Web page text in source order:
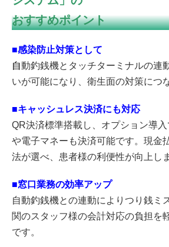
おすすめポイント
■感染防止対策として
自動釣銭機とタッチターミナルの連
いが可能になり、衛生面の対策につ
■キャッシュレス決済にも対応
QR決済標準搭載し、オプション導
や電子マネーも決済可能です。現金
法が選べ、患者様の利便性が向上し
■窓口業務の効率アップ
自動釣銭機との連動によりつり銭ミ
関のスタッフ様の会計対応の負担を
です。